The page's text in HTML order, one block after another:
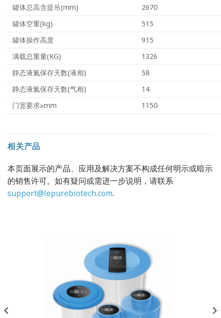
罐体总高含提吊(mm)
2670
罐体空重(kg)
515
罐体操作高度
915
满载总重量(KG)
1326
静态液氮保存天数(液相)
58
静态液氮保存天数(气相)
14
门宽要求≥mm
1150
相关产品
本页面展示的产品、应用及解决方案不构成任何明示或暗示
的销售许可。如有疑问或需进一步说明，请联系
support@lepurebiotech.com.